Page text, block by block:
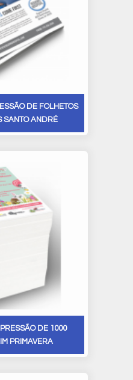
DE FOLHETOS
SANTO ANDRÉ
DE 1000
PRIMAVERA